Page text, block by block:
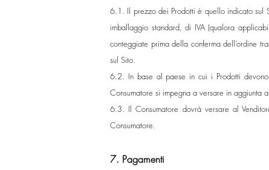
6.1. Il prezzo dei Prodotti è quello indicato sul
imballaggio standard, di IVA (qualora
conteggiate prima della conferma dell’ordine
sul Sito.
6.2. In base al paese in cui i Prodotti
Consumatore si impegna a versare in aggiunta
6.3. Il Consumatore dovrà versare al
Consumatore.
7. Pagamenti